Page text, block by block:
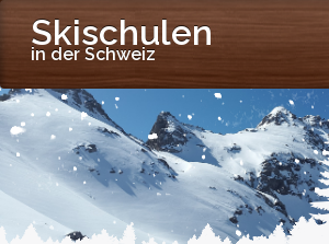
Skischulen
in der Schweiz